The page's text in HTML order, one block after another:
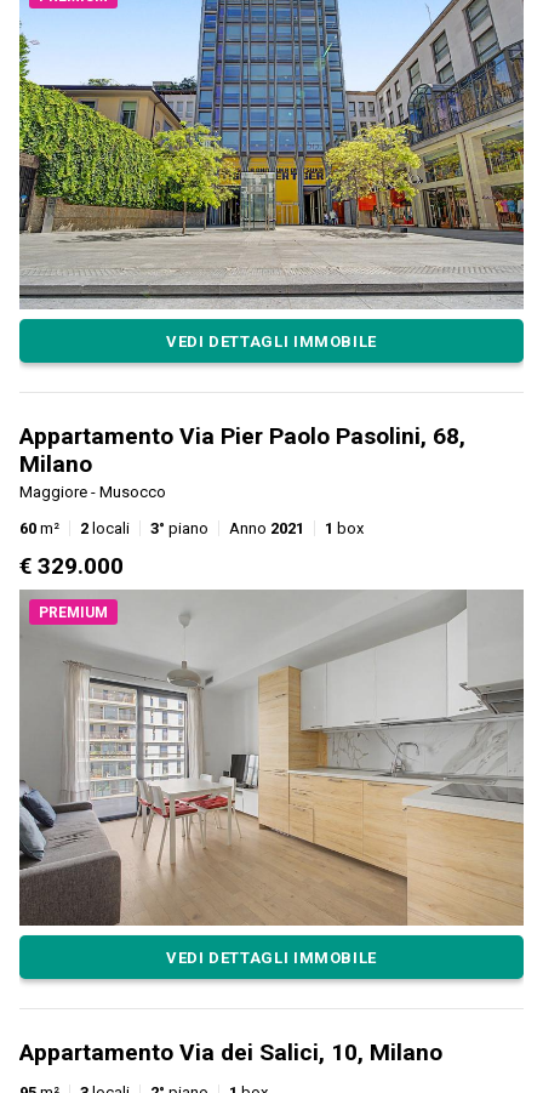
VEDI DETTAGLI IMMOBILE
Appartamento Via Pier Paolo Pasolini, 68,
Milano
Maggiore - Musocco
60 m² 2 locali 3° piano Anno 2021 1 box
€ 329.000
PREMIUM
VEDI DETTAGLI IMMOBILE
Appartamento Via dei Salici, 10, Milano